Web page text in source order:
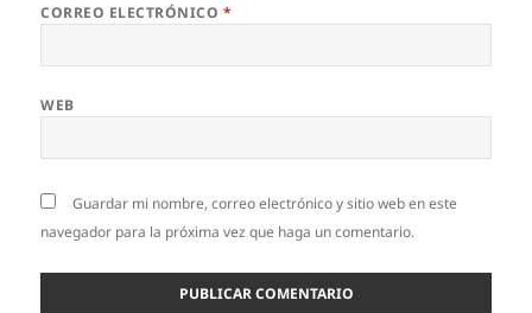
CORREO ELECTRÓNICO *
WEB
Guardar mi nombre, correo electrónico y sitio web en este
navegador para la próxima vez que haga un comentario.